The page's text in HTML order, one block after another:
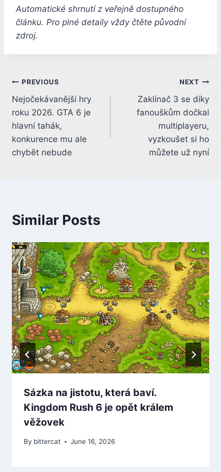
Automatické shrnutí z veřejně dostupného
článku. Pro plné detaily vždy čtěte původní
zdroj.
Post
navigation
PREVIOUS
Nejočekávanější hry
roku 2026. GTA 6 je
hlavní tahák,
konkurence mu ale
chybět nebude
NEXT
Zaklínač 3 se díky
fanouškům dočkal
multiplayeru,
vyzkoušet si ho
můžete už nyní
Similar Posts
Sázka na jistotu, která baví.
Kingdom Rush 6 je opět králem
věžovek
By bittercat June 16, 2026